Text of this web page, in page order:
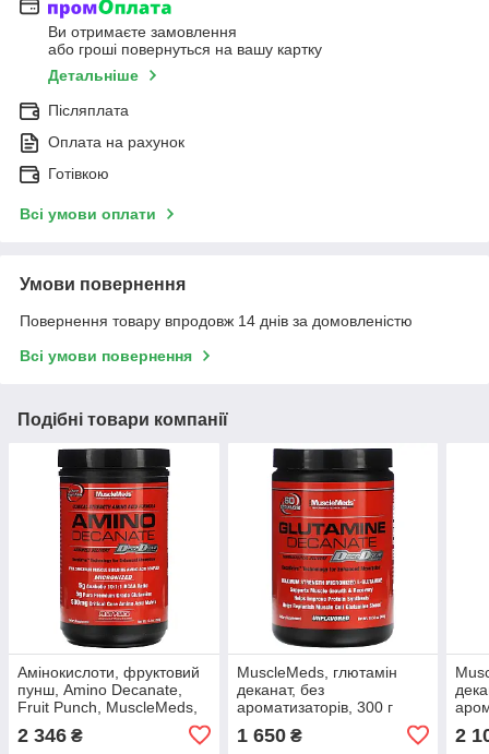
Ви отримаєте замовлення
або гроші повернуться на вашу картку
Детальніше
Післяплата
Оплата на рахунок
Готівкою
Всі умови оплати
Умови повернення
Повернення товару впродовж 14 днів за домовленістю
Всі умови повернення
Подібні товари компанії
Амінокислоти, фруктовий
пунш, Amino Decanate,
Fruit Punch, MuscleMeds,
2 346 ₴
MuscleMeds, глютамін
деканат, без
ароматизаторів, 300 г
1 650₴ 2